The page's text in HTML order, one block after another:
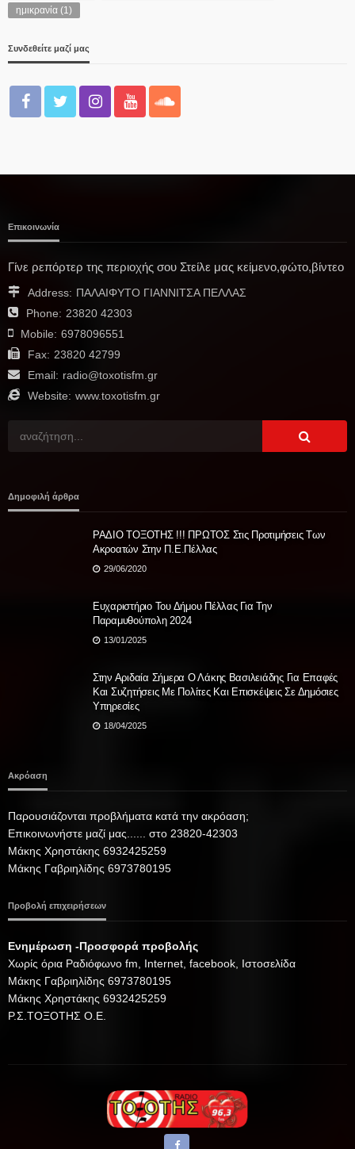
ημικρανία (1)
Συνδεθείτε μαζί μας
Επικοινωνία
Γίνε ρεπόρτερ της περιοχής σου Στείλε μας κείμενο,φώτο,βίντεο
Address: ΠΑΛΑΙΦΥΤΟ ΓΙΑΝΝΙΤΣΑ ΠΕΛΛΑΣ
Phone: 23820 42303
Mobile: 6978096551
Fax: 23820 42799
Email: radio@toxotisfm.gr
Website: www.toxotisfm.gr
Δημοφιλή άρθρα
ΡΑΔΙΟ ΤΟΞΟΤΗΣ !!! ΠΡΩΤΟΣ Στις Προτιμήσεις Των
Ακροατών Στην Π.Ε.Πέλλας
29/06/2020
Ευχαριστήριο Του Δήμου Πέλλας Για Την
Παραμυθούπολη 2024
13/01/2025
Στην Αριδαία Σήμερα Ο Λάκης Βασιλειάδης Για Επαφές
Και Συζητήσεις Με Πολίτες Και Επισκέψεις Σε Δημόσιες
Υπηρεσίες
18/04/2025
Ακρόαση
Παρουσιάζονται προβλήματα κατά την ακρόαση;
Επικοινωνήστε μαζί μας...... στο 23820-42303
Μάκης Χρηστάκης 6932425259
Μάκης Γαβριηλίδης 6973780195
Προβολή επιχειρήσεων
Ενημέρωση -Προσφορά προβολής
Xωρίς όρια Ραδιόφωνο fm, Internet, facebook, Ιστοσελίδα
Μάκης Γαβριηλίδης 6973780195
Μάκης Χρηστάκης 6932425259
Ρ.Σ.ΤΟΞΟΤΗΣ Ο.Ε.